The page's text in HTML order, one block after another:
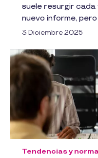
suele resurgir
nuevo informe,
3 Diciembre 2025
Tendencias y